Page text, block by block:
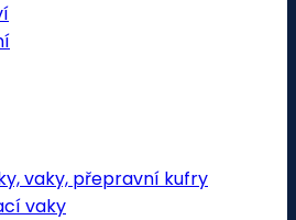
vaky, přepravní kufry
vaky